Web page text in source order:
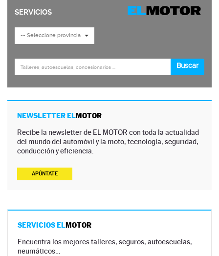
NEWSLETTER ELMOTOR
Recibe la newsletter de EL MOTOR con toda la actualidad
del mundo del automóvil y la moto, tecnología, seguridad,
conducción y eficiencia.
APÚNTATE
SERVICIOS ELMOTOR
Encuentra los mejores talleres, seguros, autoescuelas,
neumáticos…